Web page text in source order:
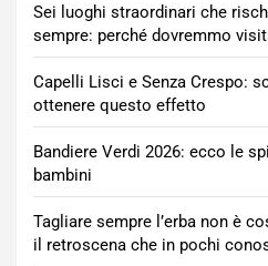
Sei luoghi straordinari che
sempre: perché dovremmo
Capelli Lisci e Senza Crespo:
ottenere questo effetto
Bandiere Verdi 2026: ecco le
bambini
Tagliare sempre l’erba non è
il retroscena che in pochi